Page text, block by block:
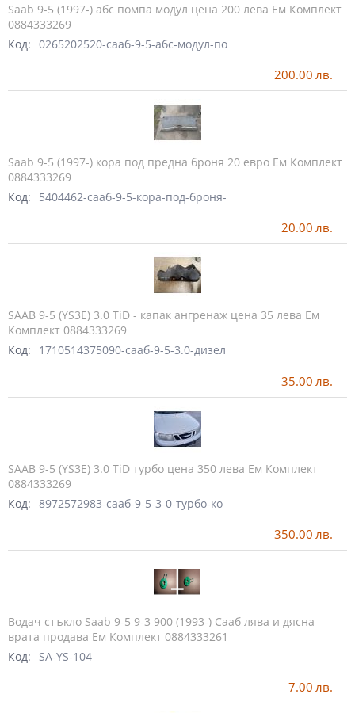
Saab 9-5 (1997-) абс помпа модул цена 200 лева Ем Комплект
0884333269
Код: 0265202520-сааб-9-5-абс-модул-по
200.00 лв.
Saab 9-5 (1997-) кора под предна броня 20 евро Ем Комплект
0884333269
Код:
5404462-сааб-9-5-кора-под-броня-
20.00 лв.
SAAB 9-5 (YS3E) 3.0 TiD - капак ангренаж цена 35 лева Ем
Комплект 0884333269
Код:
1710514375090-сааб-9-5-3.0-дизел
35.00 лв.
SAAB 9-5 (YS3E) 3.0 TiD турбо цена 350 лева Ем Комплект
0884333269
Код: 8972572983-сааб-9-5-3-0-турбо-ко
350.00 лв.
Водач стъкло Saab 9-5 9-3 900 (1993-) Сааб лява и дясна
врата продава Ем Комплект 0884333261
Код:
SA-YS-104
7.00 лв.